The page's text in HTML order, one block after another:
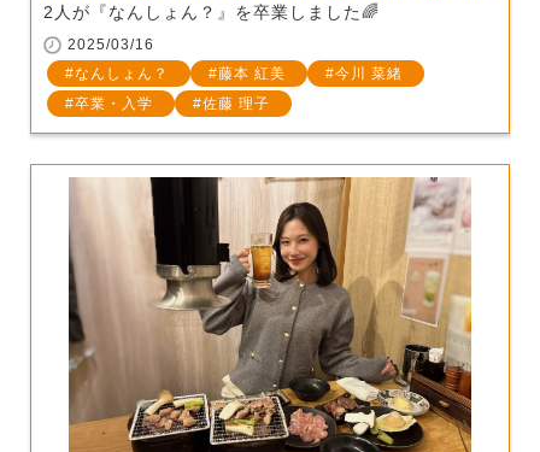
2人が『なんしょん？』を卒業しました🌈
2025/03/16
なんしょん？
藤本 紅美
今川 菜緒
卒業・入学
佐藤 理子